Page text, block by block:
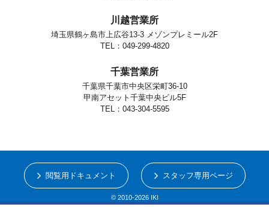
川越営業所
埼玉県鶴ヶ島市上広谷13-3 メゾンプレミール2F
TEL：049-299-4820
千葉営業所
千葉県千葉市中央区栄町36-10
甲南アセット千葉中央ビル5F
TEL：043-304-5595
© 2010-2026 IKI
閲覧用ドキュメント スタッフ専用ページ